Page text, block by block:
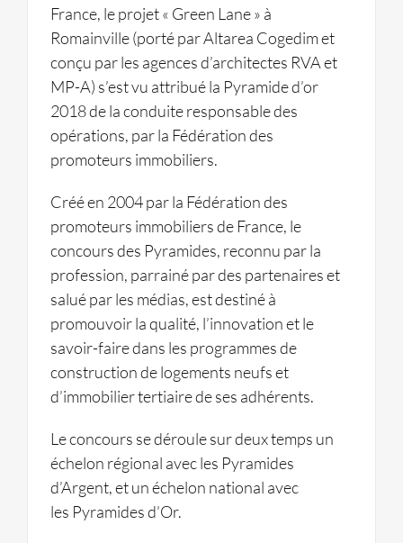
France, le projet « Green Lane » à
Romainville (porté par Altarea Cogedim et
conçu par les agences d’architectes RVA et
MP-A) s’est vu attribué la Pyramide d’or
2018 de la conduite responsable des
opérations, par la Fédération des
promoteurs immobiliers.
Créé en 2004 par la Fédération des
promoteurs immobiliers de France, le
concours des Pyramides, reconnu par la
profession, parrainé par des partenaires et
salué par les médias, est destiné à
promouvoir la qualité, l’innovation et le
savoir-faire dans les programmes de
construction de logements neufs et
d’immobilier tertiaire de ses adhérents.
Le concours se déroule sur deux temps un
échelon régional avec les Pyramides
d’Argent, et un échelon national avec
les Pyramides d’Or.